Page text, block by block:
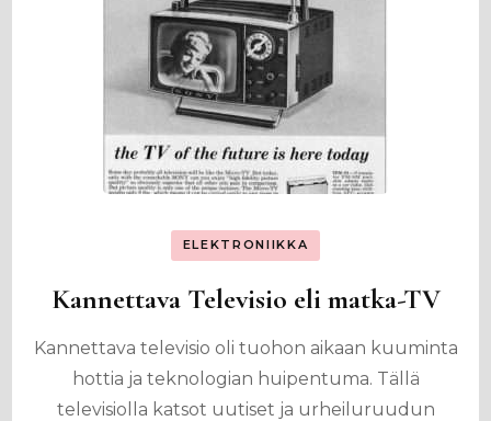
ELEKTRONIIKKA
Kannettava Televisio eli matka-TV
Kannettava televisio oli tuohon aikaan kuuminta
hottia ja teknologian huipentuma. Tällä
televisiolla katsot uutiset ja urheiluruudun